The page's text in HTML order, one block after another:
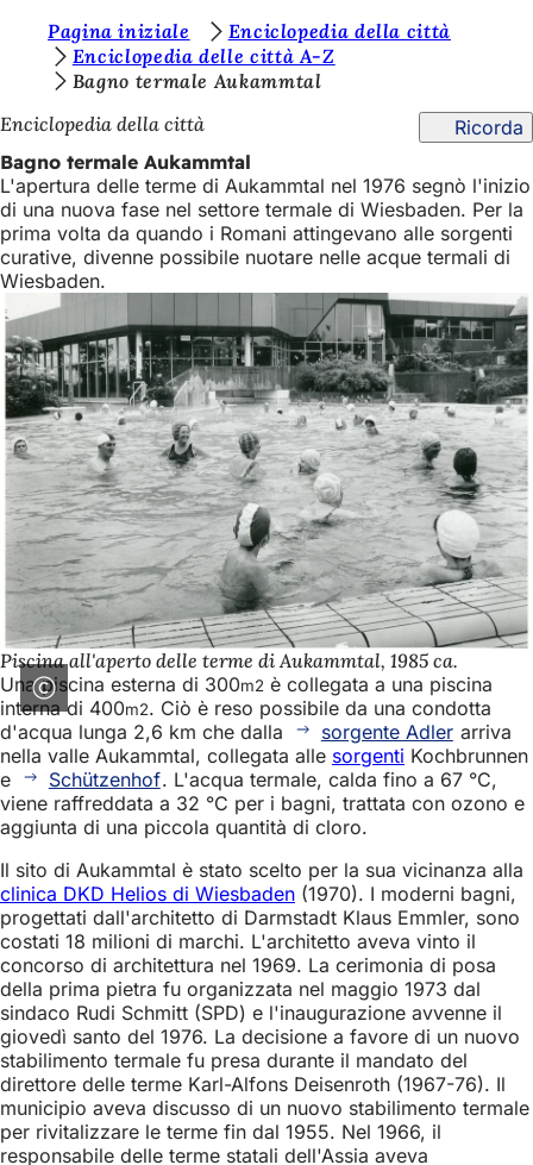
Vai al contenuto
e
t
e
q
u
i
:
Pagina iniziale
Enciclopedia della città
Enciclopedia delle città A-Z
Bagno termale Aukammtal
Enciclopedia della città
Ricorda
Bagno termale Aukammtal
L'apertura delle terme di Aukammtal nel 1976 segnò l'inizio
di una nuova fase nel settore termale di Wiesbaden. Per la
prima volta da quando i Romani attingevano alle sorgenti
curative, divenne possibile nuotare nelle acque termali di
Wiesbaden.
Piscina all'aperto delle terme di Aukammtal, 1985 ca.
Una piscina esterna di 300m2 è collegata a una piscina
interna di 400m2. Ciò è reso possibile da una condotta
d'acqua lunga 2,6 km che dalla
sorgente Adler arriva
nella valle Aukammtal, collegata alle sorgenti Kochbrunnen
e
Schützenhof. L'acqua termale, calda fino a 67 °C,
viene raffreddata a 32 °C per i bagni, trattata con ozono e
aggiunta di una piccola quantità di cloro.
Il sito di Aukammtal è stato scelto per la sua vicinanza alla
clinica DKD Helios di Wiesbaden (1970). I moderni bagni,
progettati dall'architetto di Darmstadt Klaus Emmler, sono
costati 18 milioni di marchi. L'architetto aveva vinto il
concorso di architettura nel 1969. La cerimonia di posa
della prima pietra fu organizzata nel maggio 1973 dal
sindaco Rudi Schmitt (SPD) e l'inaugurazione avvenne il
giovedì santo del 1976. La decisione a favore di un nuovo
stabilimento termale fu presa durante il mandato del
direttore delle terme Karl-Alfons Deisenroth (1967-76). Il
municipio aveva discusso di un nuovo stabilimento termale
per rivitalizzare le terme fin dal 1955. Nel 1966, il
responsabile delle terme statali dell'Assia aveva